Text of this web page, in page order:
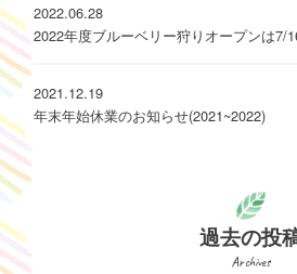
2022.06.28
2022年度ブルーベリー狩りオープンは7/
2021.12.19
年末年始休業のお知らせ(2021~2022)
過去の投
Archives